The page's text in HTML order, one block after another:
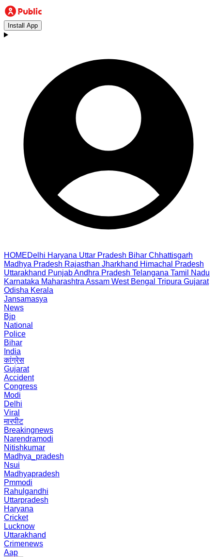
Install App
HOMEDelhi Haryana Uttar Pradesh Bihar Chhattisgarh
Madhya Pradesh Rajasthan Jharkhand Himachal Pradesh
Uttarakhand PunjabAndhra Pradesh Telangana Tamil Nadu
Karnataka Maharashtra Assam West Bengal Tripura Gujarat
Odisha Kerala
Jansamasya
News
Bjp
National
Police
Bihar
India
कांग्रेस
Gujarat
Accident
Congress
Modi
Delhi
Viral
मारपीट
Breakingnews
Narendramodi
Nitishkumar
Madhya_pradesh
Nsui
Madhyapradesh
Pmmodi
Rahulgandhi
Uttarpradesh
Haryana
Cricket
Lucknow
Uttarakhand
Crimenews
Aap